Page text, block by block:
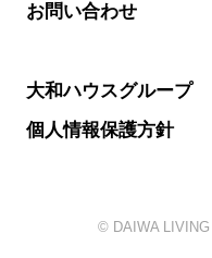
お問い合わせ
大和ハウスグループ
個人情報保護方針
© DAIWA LIVING